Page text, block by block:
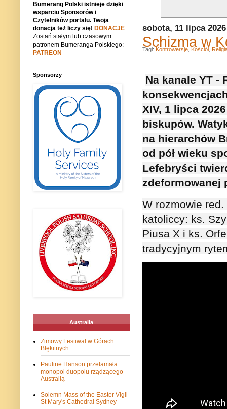
sobota, 11 lipca 2026
Schizma w
Na kanale YT -
XIV, 1 lipca
biskupów.
na hierarchów
od pół wieku
Lefebryści
zdeformowanej
W rozmowie
katoliccy: ks.
Piusa X i ks.
tradycyjnym
Tagi: Kontrowersje Kościół,
Bumerang Polski istnieje dzięki
wsparciu Sponsorów i
Czytelników portalu. Twoja
donacja też liczy się! DONACJE
Zostań stałym lub czasowym
patronem Bumeranga Polskiego:
PATREON
Sponsorzy
Australia
Zimowy Festiwal w Górach
Błękitnych
Pauline Hanson przełamała
monopol duopolu rządzącego
Australią
Solemn Mass of the Easter Vigil
St Mary's Cathedral Sydney